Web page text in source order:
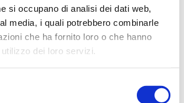
si occupano di analisi dei dati web,
media, i quali potrebbero combinarle
che ha fornito loro o che hanno
dei loro servizi.